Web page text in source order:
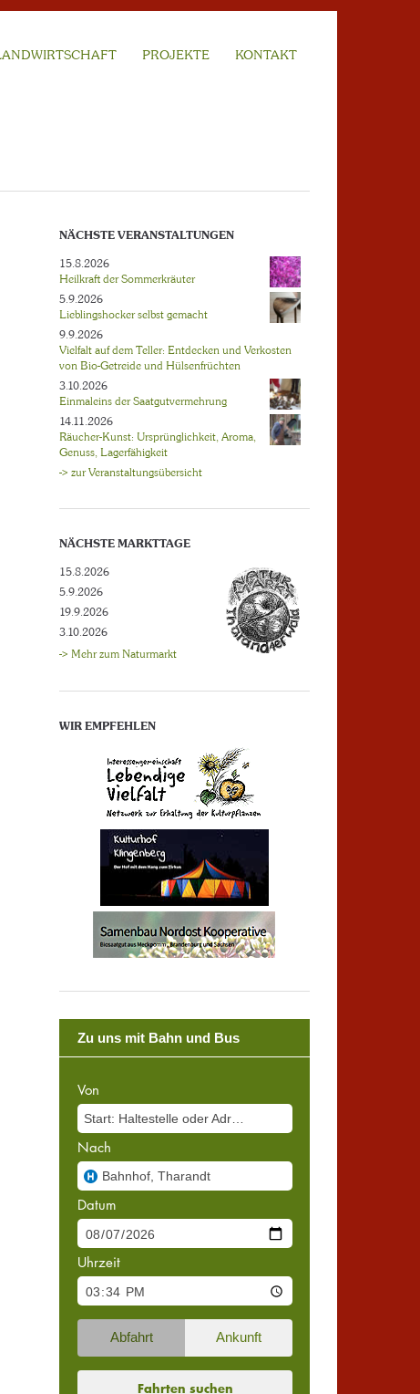
PROJEKTE KONTAKT
NÄCHSTE VERANSTALTUNGEN
15.8.2026
Heilkraft der Sommerkräuter
5.9.2026
Lieblingshocker selbst gemacht
9.9.2026
Vielfalt auf dem Teller: Entdecken und Verkosten
von Bio-Getreide und Hülsenfrüchten
3.10.2026
Einmaleins der Saatgutvermehrung
14.11.2026
Räucher-Kunst: Ursprünglichkeit, Aroma,
Genuss, Lagerfähigkeit
-> zur Veranstaltungsübersicht
NÄCHSTE MARKTTAGE
15.8.2026
5.9.2026
19.9.2026
3.10.2026
-> Mehr zum Naturmarkt
WIR EMPFEHLEN